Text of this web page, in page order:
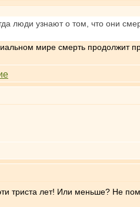
люди узнают о том, что они
мире смерть продолжит
триста лет! Или меньше? Не